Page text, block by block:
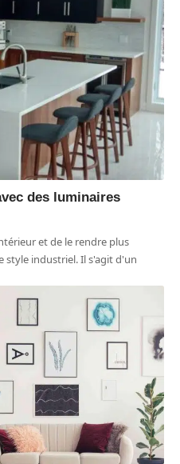
des luminaires
et de le rendre plus
style industriel. Il s'agit d'un